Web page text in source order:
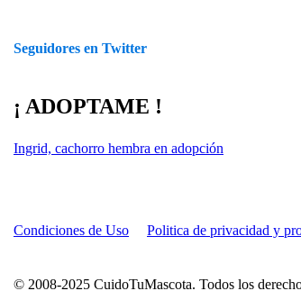
Seguidores en Twitter
¡ ADOPTAME !
Ingrid, cachorro hembra en adopción
Condiciones de Uso Politica de privacidad y
© 2008-2025 CuidoTuMascota. Todos los